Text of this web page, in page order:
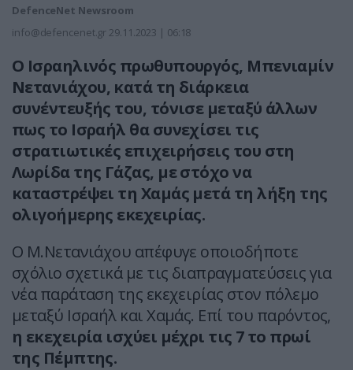
DefenceNet Newsroom
info@defencenet.gr 29.11.2023 | 06:18
Ο Ισραηλινός πρωθυπουργός, Μπενιαμίν
Νετανιάχου, κατά τη διάρκεια
συνέντευξής του, τόνισε μεταξύ άλλων
πως το Ισραήλ θα συνεχίσει τις
στρατιωτικές επιχειρήσεις του στη
Λωρίδα της Γάζας, με στόχο να
καταστρέψει τη Χαμάς μετά τη λήξη της
ολιγοήμερης εκεχειρίας.
Ο Μ.Νετανιάχου απέφυγε οποιοδήποτε
σχόλιο σχετικά με τις διαπραγματεύσεις για
νέα παράταση της εκεχειρίας στον πόλεμο
μεταξύ Ισραήλ και Χαμάς. Επί του παρόντος,
η εκεχειρία ισχύει μέχρι τις 7 το πρωί
της Πέμπτης.